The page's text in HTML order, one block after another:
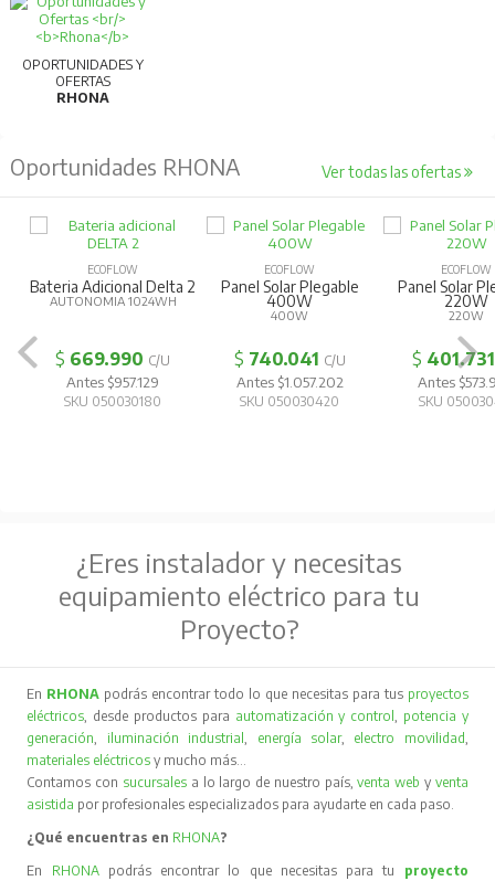
OPORTUNIDADES Y
OFERTAS
RHONA
Oportunidades RHONA Ver todas las ofertas
ECOFLOW
Bateria Adicional Delta 2
AUTONOMIA 1024WH
$ 669.990 C/U
Antes $957.129
SKU 050030180
ECOFLOW
Panel Solar Plegable
400W
400W
$ 740.041 C/U
Antes $1.057.202
SKU 050030420
ECOFLOW
Panel Solar
220W
220W
$ 401.731
Antes
SKU
¿Eres instalador y necesitas
equipamiento eléctrico para tu
Proyecto?
En RHONA podrás encontrar todo lo que necesitas para tus proyectos
eléctricos, desde productos para automatización y control, potencia y
generación, iluminación industrial, energía solar, electro movilidad,
materiales eléctricos y mucho más…
Contamos con sucursales a lo largo de nuestro país,venta web y venta
asistida por profesionales especializados para ayudarte en cada paso.
¿Qué encuentras en RHONA?
En RHONA podrás encontrar lo que necesitas para tu proyecto